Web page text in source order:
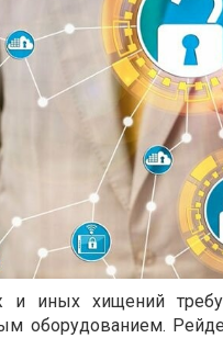
иных хищений
оборудованием.